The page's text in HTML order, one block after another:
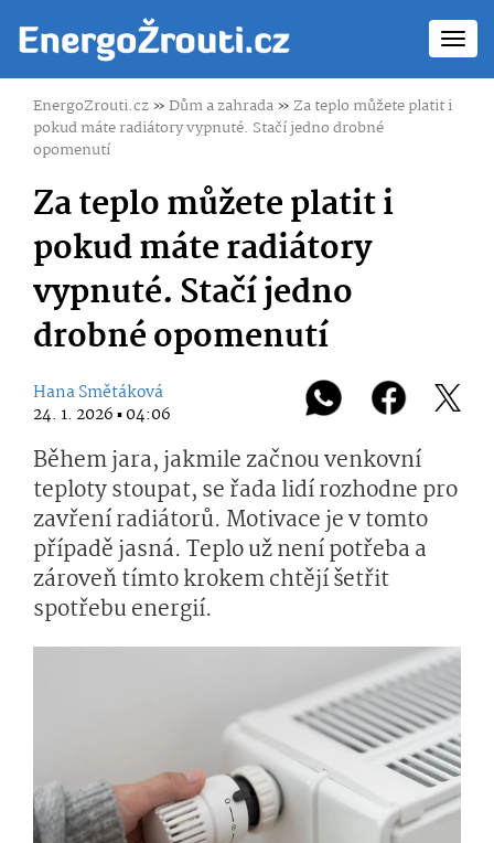
EnergoZrouti.cz»Dům a zahrada»Za teplo můžete platit i
pokud máte radiátory vypnuté. Stačí jedno drobné
opomenutí
Za teplo můžete platit i
pokud máte radiátory
vypnuté. Stačí jedno
drobné opomenutí
Hana Smětáková
24. 1. 2026 ▪ 04:06
Během jara, jakmile začnou venkovní
teploty stoupat, se řada lidí rozhodne pro
zavření radiátorů. Motivace je v tomto
případě jasná. Teplo už není potřeba a
zároveň tímto krokem chtějí šetřit
spotřebu energií.